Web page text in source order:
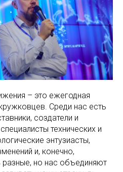
– это ежегодная
Среди нас есть
создатели и
технических и
энтузиасты,
и, конечно,
но нас объединяют